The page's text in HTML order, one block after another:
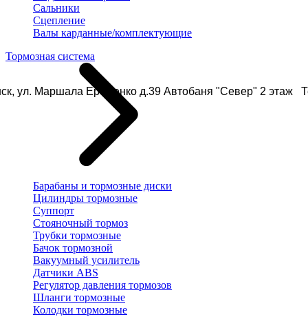
ул. Маршала Еременко д.39 Автобаня "Север" 2 этаж
Сальники
Сцепление
Валы карданные/комплектующие
Тормозная система
Барабаны и тормозные диски
Цилиндры тормозные
Суппорт
Стояночный тормоз
Трубки тормозные
Бачок тормозной
Вакуумный усилитель
Датчики ABS
Регулятор давления тормозов
Шланги тормозные
Колодки тормозные